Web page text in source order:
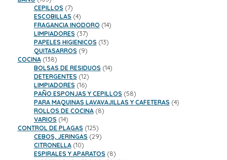
productos
CEPILLOS 77
productos
ESCOBILLAS 44
productos
FRAGANCIA INODORO 1414
LIMPIADORES 3737
productos
PAPELES HIGIENICOS 1313
QUITASARROS 99
COCINA 138138
productos
BOLSAS DE RESIDUOS 1414
DETERGENTES 1212
productos
LIMPIADORES 1616
productos
PAÑO ESPONJAS Y CEPILLOS 5858
productos
PARA MAQUINAS LAVAVAJILLAS Y CAFETERAS 44
ROLLOS DE COCINA 88
VARIOS 1414
productos
CONTROL DE PLAGAS 125125
productos
CEBOS, JERINGAS 2929
CITRONELLA 1010
productos
ESPIRALES Y APARATOS 88